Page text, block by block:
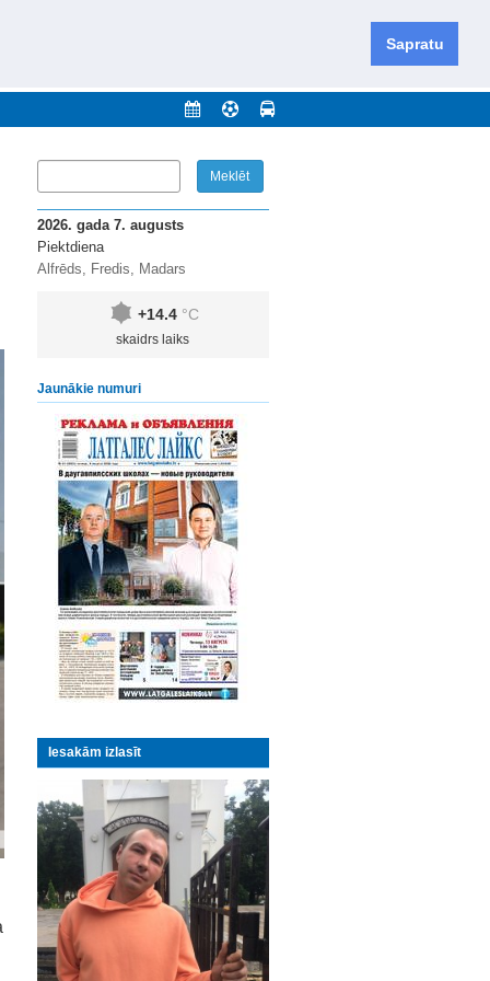
Sapratu
novadu un apkārtējos novadus un pilsētas.
2026. gada 7. augusts
Piektdiena
Alfrēds, Fredis, Madars
+14.4 °C
skaidrs laiks
Jaunākie numuri
Iesakām izlasīt